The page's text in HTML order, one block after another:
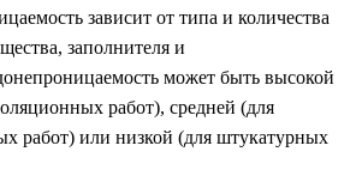
зависит от типа и количества
заполнителя и
может быть высокой
работ), средней (для
работ) или низкой (для штукатурных